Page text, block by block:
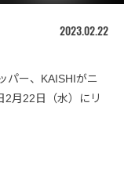
2023.02.22
パー、KAISHIがニ
2月22日（水）にリ